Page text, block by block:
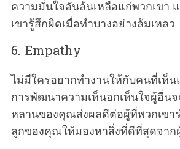
ความมั่นใจอันล้นเหลือแก่พวกเขา
เขารู้สึกผิดเมื่อทำบางอย่างล้มเหลว
6. Empathy
ไม่มีใครอยากทำงานให้กับคนที่เห็น
การพัฒนาความเห็นอกเห็นใจผู้อื่น
หลานของคุณส่งผลดีต่อผู้ที่พวกเขา
ลูกของคุณให้มองหาสิ่งที่ดีที่สุดจาก